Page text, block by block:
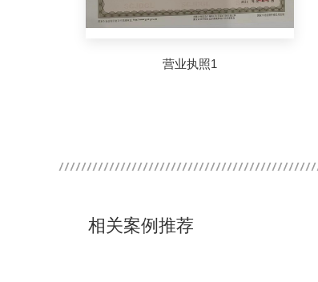
营业执照1
相关案例推荐